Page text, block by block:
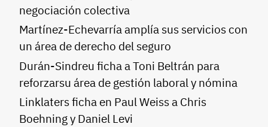
negociación colectiva
Martínez-Echevarría amplía sus servicios con
un área de derecho del seguro
Durán-Sindreu ficha a Toni Beltrán para
reforzarsu área de gestión laboral y nómina
Linklaters ficha en Paul Weiss a Chris
Boehning y Daniel Levi